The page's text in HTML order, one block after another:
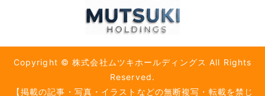
Copyright © 株式会社ムツキホールディングス All Rights
Reserved.
【掲載の記事・写真・イラストなどの無断複写・転載を禁じ